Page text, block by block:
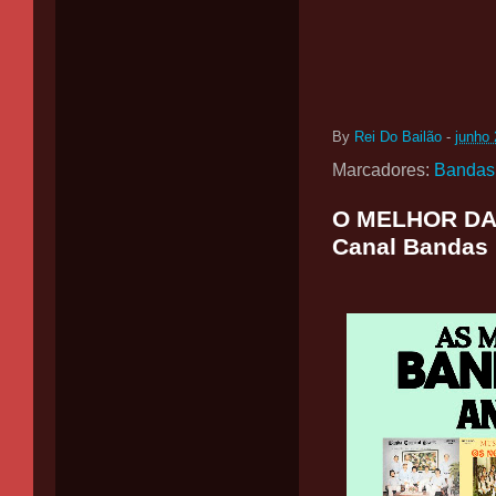
By Rei Do Bailão - junho
Marcadores: Bandas
O MELHOR
Canal Bandas